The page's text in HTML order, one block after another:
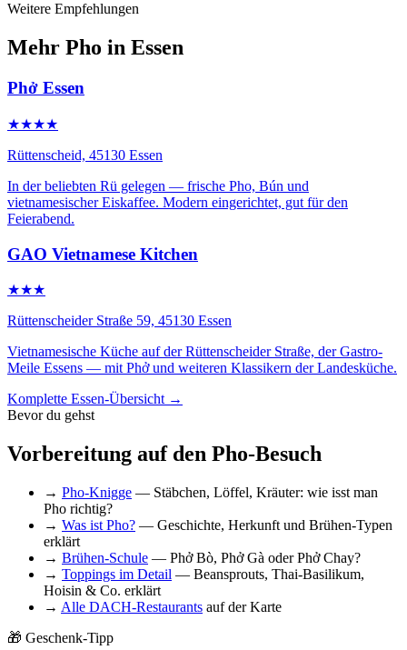
Weitere Empfehlungen
Mehr Pho in Essen
Phở Essen
★★★★
Rüttenscheid, 45130 Essen
In der beliebten Rü gelegen — frische Pho, Bún und
vietnamesischer Eiskaffee. Modern eingerichtet, gut für den
Feierabend.
GAO Vietnamese Kitchen
★★★
Rüttenscheider Straße 59, 45130 Essen
Vietnamesische Küche auf der Rüttenscheider Straße, der Gastro-
Meile Essens — mit Phở und weiteren Klassikern der Landesküche.
Komplette Essen-Übersicht →
Bevor du gehst
Vorbereitung auf den Pho-Besuch
→ Pho-Knigge — Stäbchen, Löffel, Kräuter: wie isst man
Pho richtig?
→ Was ist Pho? — Geschichte, Herkunft und Brühen-Typen
erklärt
→ Brühen-Schule — Phở Bò, Phở Gà oder Phở Chay?
→ Toppings im Detail — Beansprouts, Thai-Basilikum,
Hoisin & Co. erklärt
→ Alle DACH-Restaurants auf der Karte
🎁 Geschenk-Tipp